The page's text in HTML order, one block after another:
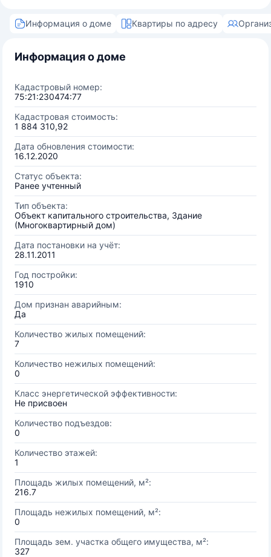
Информация о доме Квартиры по адресу
Информация о доме
Кадастровый номер:
75:21:230474:77
Кадастровая стоимость:
1 884 310,92
Дата обновления стоимости:
16.12.2020
Статус объекта:
Ранее учтенный
Тип объекта:
Объект капитального строительства, Здание
(Многоквартирный дом)
Дата постановки на учёт:
28.11.2011
Год постройки:
1910
Дом признан аварийным:
Да
Количество жилых помещений:
7
Количество нежилых помещений:
0
Класс энергетической эффективности:
Не присвоен
Количество подъездов:
0
Количество этажей:
1
Площадь жилых помещений, м²:
216.7
Площадь нежилых помещений, м²:
0
Площадь зем. участка общего имущества, м²:
327